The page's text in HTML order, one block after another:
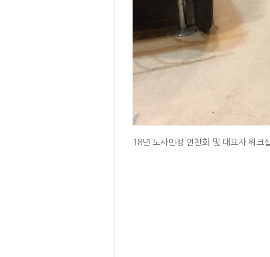
18년 노사민정 연찬회 및 대표자 워크